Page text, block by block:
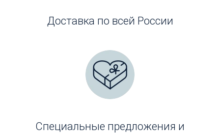
Доставка по всей России
Специальные предложения и